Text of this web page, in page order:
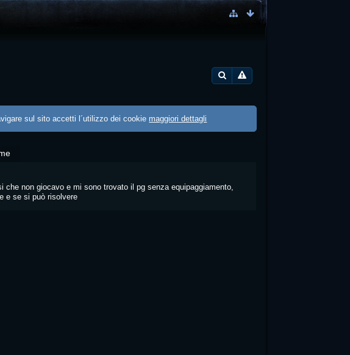
sul sito accetti l´utilizzo dei cookie maggiori dettagli
che non giocavo e mi sono trovato il pg senza equipaggiamento,
e se si può risolvere